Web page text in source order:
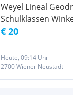
Weyel Lineal
Schulklassen
gleichschenkelig
€ 20
Heute, 09:14 Uhr
2700 Wiener Neustadt